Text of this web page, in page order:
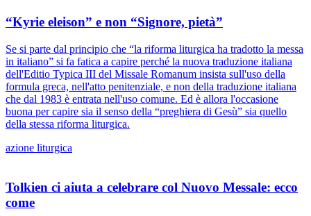
“Kyrie eleison” e non “Signore, pietà”
Se si parte dal principio che “la riforma liturgica ha tradotto la messa
in italiano” si fa fatica a capire perché la nuova traduzione italiana
dell'Editio Typica III del Missale Romanum insista sull'uso della
formula greca, nell'atto penitenziale, e non della traduzione italiana
che dal 1983 è entrata nell'uso comune. Ed è allora l'occasione
buona per capire sia il senso della “preghiera di Gesù” sia quello
della stessa riforma liturgica.
azione liturgica
Tolkien ci aiuta a celebrare col Nuovo Messale: ecco
come